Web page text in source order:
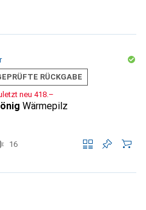
RÜCKGABE
neu CHF
418.–
Wärmepilz
16